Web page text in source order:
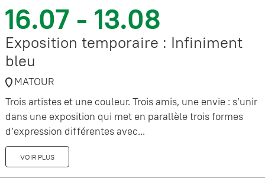
16.07 - 13.08
Exposition temporaire : Infiniment
bleu
MATOUR
Trois artistes et une couleur. Trois amis, une envie : s’unir
dans une exposition qui met en parallèle trois formes
d’expression différentes avec...
VOIR PLUS